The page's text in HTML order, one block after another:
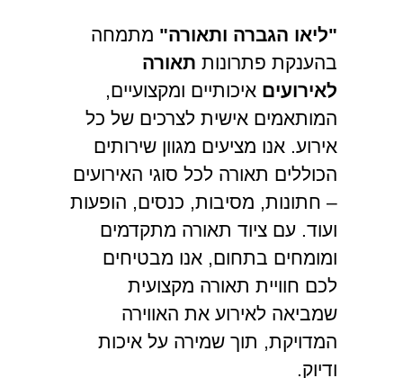
"ליאו הגברה ותאורה" מתמחה
בהענקת פתרונות תאורה
לאירועים איכותיים ומקצועיים,
המותאמים אישית לצרכים של כל
אירוע. אנו מציעים מגוון שירותים
הכוללים תאורה לכל סוגי האירועים
– חתונות, מסיבות, כנסים, הופעות
ועוד. עם ציוד תאורה מתקדמים
ומומחים בתחום, אנו מבטיחים
לכם חוויית תאורה מקצועית
שמביאה לאירוע את האווירה
המדויקת, תוך שמירה על איכות
ודיוק.